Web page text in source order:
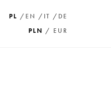
PL /EN /IT /DE
PLN / EUR